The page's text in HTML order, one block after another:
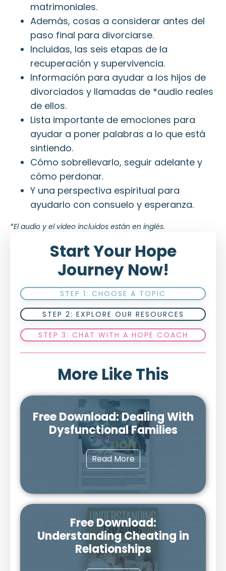
matrimoniales.
Además, cosas a considerar antes del
paso final para divorciarse.
Incluidas, las seis etapas de la
recuperación y supervivencia.
Información para ayudar a los hijos de
divorciados y llamadas de *audio reales
de ellos.
Lista importante de emociones para
ayudar a poner palabras a lo que está
sintiendo.
Cómo sobrellevarlo, seguir adelante y
cómo perdonar.
Y una perspectiva espiritual para
ayudarlo con consuelo y esperanza.
*El audio y el video incluidos están en inglés.
Start Your Hope
Journey Now!
STEP 1: CHOOSE A TOPIC
STEP 2: EXPLORE OUR RESOURCES
STEP 3: CHAT WITH A HOPE COACH
More Like This
Free Download: Dealing With
Dysfunctional Families
Read More
Free Download:
Understanding Cheating in
Relationships